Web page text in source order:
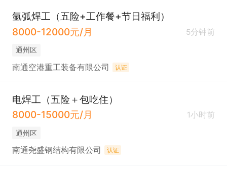
氩弧焊工（五险+工作餐+节日福利）
8000-12000元/月
5分钟前
通州区
南通空港重工装备有限公司 认证
电焊工（五险＋包吃住）
8000-15000元/月
1小时前
通州区
南通尧盛钢结构有限公司 认证